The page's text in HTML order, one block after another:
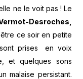
ne le voit pas ! Le
Desroches,
ce soir en petite
prises en voix
et quelques sons
malaise persistant.